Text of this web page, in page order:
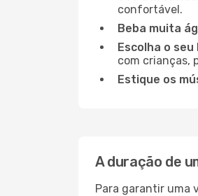
confortável.
Beba muita
Escolha o
com crianças,
Estique os
A duração de
Para garantir uma